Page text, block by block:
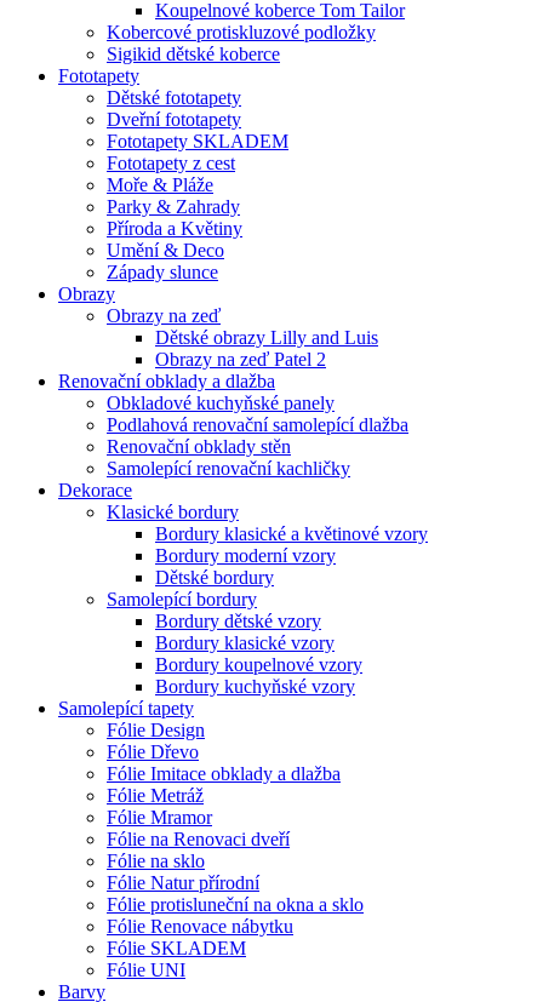
Koupelnové koberce Tom Tailor
Kobercové protiskluzové podložky
Sigikid dětské koberce
Fototapety
Dětské fototapety
Dveřní fototapety
Fototapety SKLADEM
Fototapety z cest
Moře & Pláže
Parky & Zahrady
Příroda a Květiny
Umění & Deco
Západy slunce
Obrazy
Obrazy na zeď
Dětské obrazy Lilly and Luis
Obrazy na zeď Patel 2
Renovační obklady a dlažba
Obkladové kuchyňské panely
Podlahová renovační samolepící dlažba
Renovační obklady stěn
Samolepící renovační kachličky
Dekorace
Klasické bordury
Bordury klasické a květinové vzory
Bordury moderní vzory
Dětské bordury
Samolepící bordury
Bordury dětské vzory
Bordury klasické vzory
Bordury koupelnové vzory
Bordury kuchyňské vzory
Samolepící tapety
Fólie Design
Fólie Dřevo
Fólie Imitace obklady a dlažba
Fólie Metráž
Fólie Mramor
Fólie na Renovaci dveří
Fólie na sklo
Fólie Natur přírodní
Fólie protisluneční na okna a sklo
Fólie Renovace nábytku
Fólie SKLADEM
Fólie UNI
Barvy